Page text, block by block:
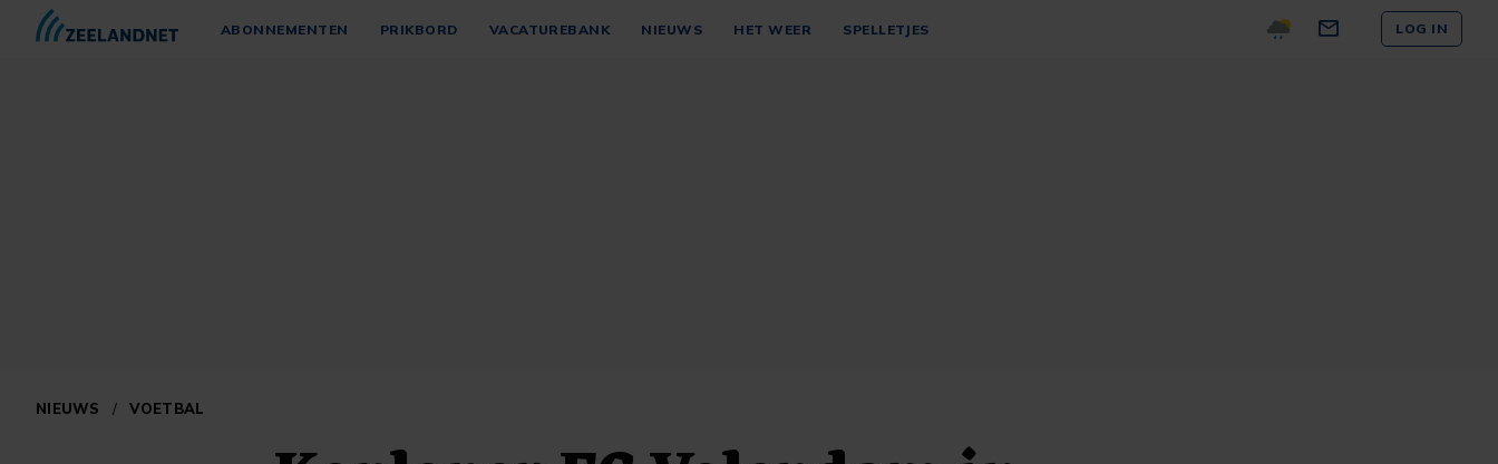
ABONNEMENTEN PRIKBORD VACATUREBANK NIEUWS HET WEER SPELLETJES LOG IN
NIEUWS / VOETBAL